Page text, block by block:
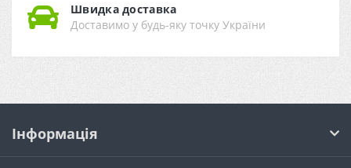
Швидка доставка
Доставимо у будь-яку точку України
Інформація